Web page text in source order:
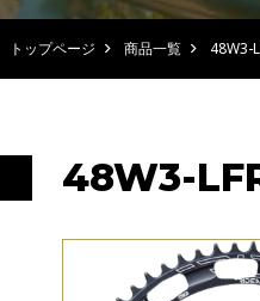
トップページ 商品一覧 48W3-
48W3-